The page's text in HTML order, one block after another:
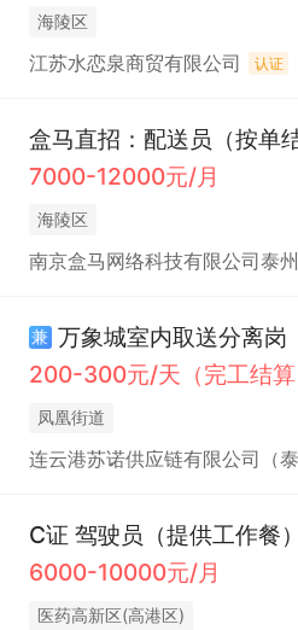
海陵区
江苏水恋泉商贸有限公司 认证
盒马直招：配送员（按单
7000-12000元/月
海陵区
南京盒马网络科技有限公司泰
兼 万象城室内取送分离岗
200-300元/天（完工结算
凤凰街道
连云港苏诺供应链有限公司（泰
C证 驾驶员（提供工作餐）
6000-10000元/月
医药高新区(高港区)